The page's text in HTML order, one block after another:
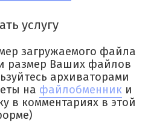
услугу
загружаемого файла
размер Ваших файлов
архиваторами
на файлобменники
в комментариях в этой